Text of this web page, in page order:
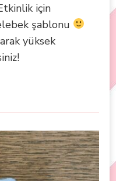
için
şablonu
yüksek